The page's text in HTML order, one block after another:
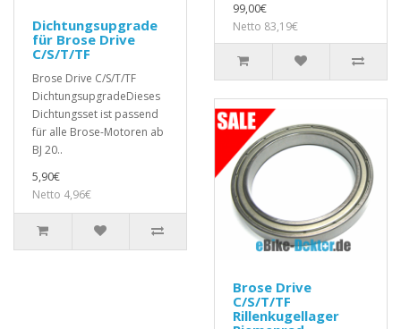
Dichtungsupgrade
für Brose Drive
C/S/T/TF
Brose Drive C/S/T/TF
DichtungsupgradeDieses
Dichtungsset ist passend
für alle Brose-Motoren ab
BJ 20..
5,90€
Netto 4,96€
99,00€
Netto 83,19€
Brose Drive
C/S/T/TF
Rillenkugellager